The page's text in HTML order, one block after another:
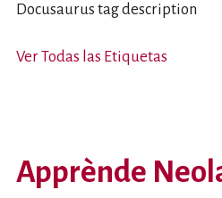
Docusaurus tag description
Ver Todas las Etiquetas
Apprènde